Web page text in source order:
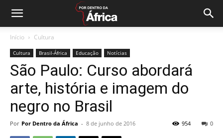
Início Cultura
Cultura Brasil-África Educação Notícias
São Paulo: Curso abordará
arte, história e imagem do
negro no Brasil
Por Por Dentro da África - 8 de junho de 2016 0
954